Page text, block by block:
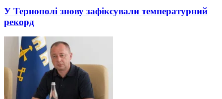
У Тернополі знову зафіксували температурний
рекорд